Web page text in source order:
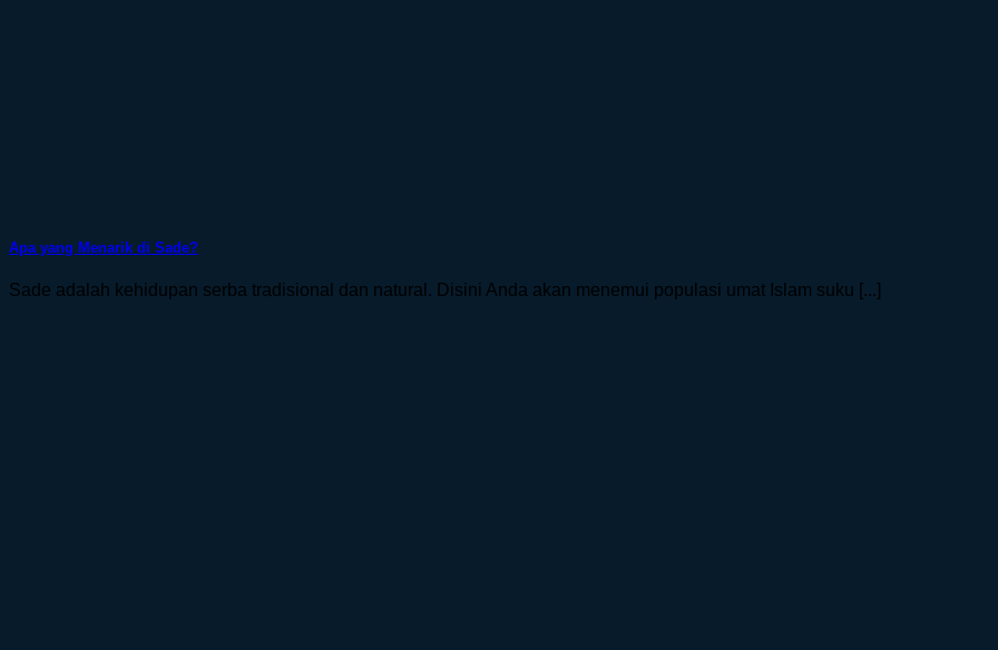
Apa yang Menarik di Sade?
Sade adalah kehidupan serba tradisional dan natural. Disini Anda akan menemui populasi umat Islam suku [...]